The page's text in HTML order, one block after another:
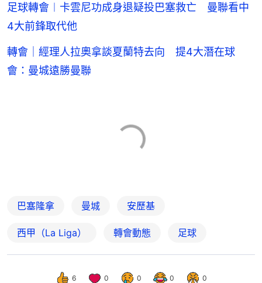
足球轉會︱卡雲尼功成身退疑投巴塞救亡 曼聯看中
4大前鋒取代他
轉會｜經理人拉奧拿談夏蘭特去向 提4大潛在球
會：曼城遠勝曼聯
巴塞隆拿 曼城 安歷基
西甲（La Liga） 轉會動態 足球
6 0 0 0 0